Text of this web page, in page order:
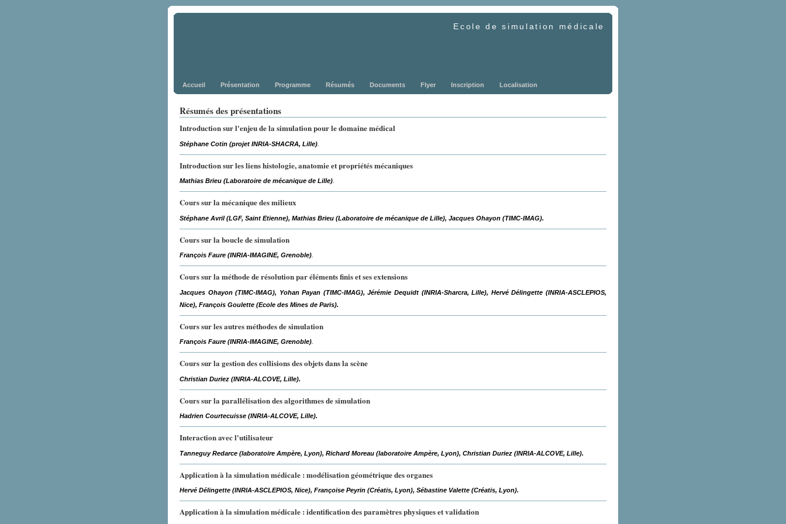
Ecole de simulation médicale
Accueil Présentation Programme Résumés Documents Flyer Inscription Localisation
Résumés des présentations
Introduction sur l'enjeu de la simulation pour le domaine médical
Stéphane Cotin (projet INRIA-SHACRA, Lille)
Introduction sur les liens histologie, anatomie et propriétés mécaniques
Mathias Brieu (Laboratoire de mécanique de Lille)
Cours sur la mécanique des milieux
Stéphane Avril (LGF, Saint Etienne), Mathias Brieu (Laboratoire de mécanique de Lille), Jacques Ohayon (TIMC-IMAG).
Cours sur la boucle de simulation
François Faure (INRIA-IMAGINE, Grenoble)
Cours sur la méthode de résolution par éléments finis et ses extensions
Jacques Ohayon (TIMC-IMAG), Yohan Payan (TIMC-IMAG), Jérémie Dequidt (INRIA-Sharcra, Lille), Hervé Délingette (INRIA-ASCLEPIOS,
Nice), François Goulette (Ecole des Mines de Paris).
Cours sur les autres méthodes de simulation
François Faure (INRIA-IMAGINE, Grenoble)
Cours sur la gestion des collisions des objets dans la scène
Christian Duriez (INRIA-ALCOVE, Lille).
Cours sur la parallélisation des algorithmes de simulation
Hadrien Courtecuisse (INRIA-ALCOVE, Lille).
Interaction avec l'utilisateur
Tanneguy Redarce (laboratoire Ampère, Lyon), Richard Moreau (laboratoire Ampère, Lyon), Christian Duriez (INRIA-ALCOVE, Lille).
Application à la simulation médicale : modélisation géométrique des organes
Hervé Délingette (INRIA-ASCLEPIOS, Nice), Françoise Peyrin (Créatis, Lyon), Sébastine Valette (Créatis, Lyon).
Application à la simulation médicale : identification des paramètres physiques et validation